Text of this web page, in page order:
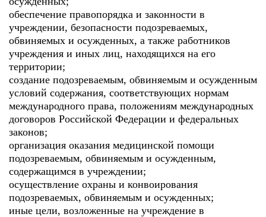
обеспечение правопорядка и законности в
учреждении, безопасности подозреваемых,
обвиняемых и осужденных, а также работников
учреждения и иных лиц, находящихся на его
территории;
создание подозреваемым, обвиняемым и осужденным
условий содержания, соответствующих нормам
международного права, положениям международных
договоров Российской Федерации и федеральных
законов;
организация оказания медицинской помощи
подозреваемым, обвиняемым и осужденным,
содержащимся в учреждении;
осуществление охраны и конвоирования
подозреваемых, обвиняемым и осужденных;
иные цели, возложенные на учреждение в